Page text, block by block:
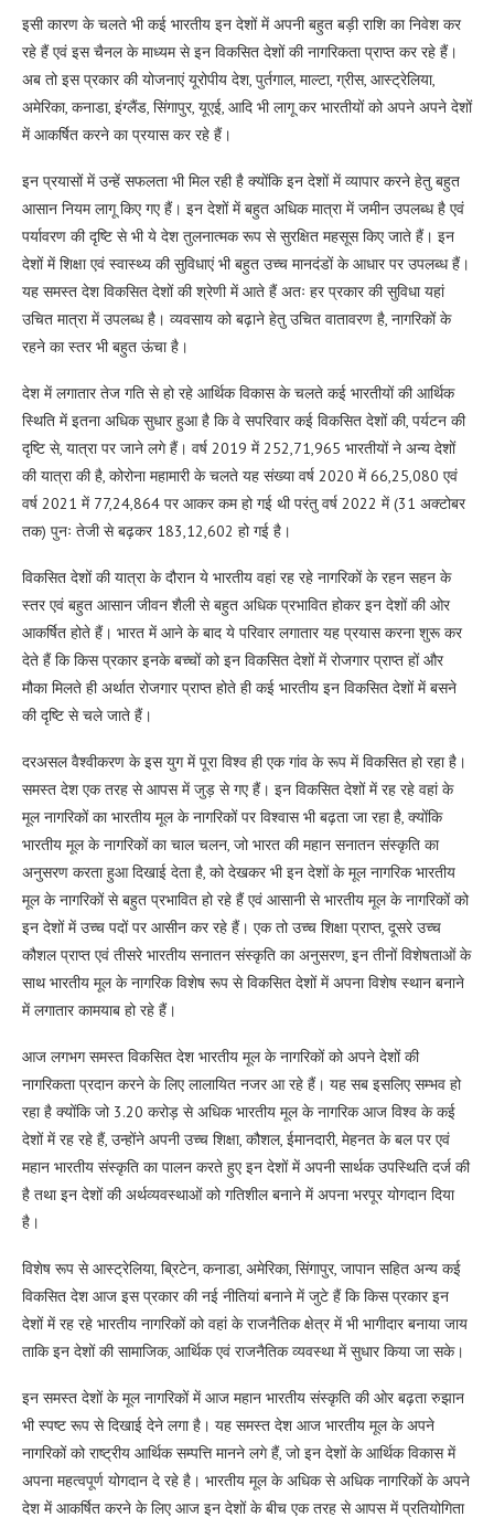
इसी कारण के चलते भी कई भारतीय इन देशों में अपनी बहुत बड़ी राशि का निवेश कर
रहे हैं एवं इस चैनल के माध्यम से इन विकसित देशों की नागरिकता प्राप्त कर रहे हैं।
अब तो इस प्रकार की योजनाएं यूरोपीय देश, पुर्तगाल, माल्टा, ग्रीस, आस्ट्रेलिया,
अमेरिका, कनाडा, इंग्लैंड, सिंगापुर, यूएई, आदि भी लागू कर भारतीयों को अपने अपने देशों
में आकर्षित करने का प्रयास कर रहे हैं।
इन प्रयासों में उन्हें सफलता भी मिल रही है क्योंकि इन देशों में व्यापार करने हेतु बहुत
आसान नियम लागू किए गए हैं। इन देशों में बहुत अधिक मात्रा में जमीन उपलब्ध है एवं
पर्यावरण की दृष्टि से भी ये देश तुलनात्मक रूप से सुरक्षित महसूस किए जाते हैं। इन
देशों में शिक्षा एवं स्वास्थ्य की सुविधाएं भी बहुत उच्च मानदंडों के आधार पर उपलब्ध हैं।
यह समस्त देश विकसित देशों की श्रेणी में आते हैं अतः हर प्रकार की सुविधा यहां
उचित मात्रा में उपलब्ध है। व्यवसाय को बढ़ाने हेतु उचित वातावरण है, नागरिकों के
रहने का स्तर भी बहुत ऊंचा है।
देश में लगातार तेज गति से हो रहे आर्थिक विकास के चलते कई भारतीयों की आर्थिक
स्थिति में इतना अधिक सुधार हुआ है कि वे सपरिवार कई विकसित देशों की, पर्यटन की
दृष्टि से, यात्रा पर जाने लगे हैं। वर्ष 2019 में 252,71,965 भारतीयों ने अन्य देशों
की यात्रा की है, कोरोना महामारी के चलते यह संख्या वर्ष 2020 में 66,25,080 एवं
वर्ष 2021 में 77,24,864 पर आकर कम हो गई थी परंतु वर्ष 2022 में (31 अक्टोबर
तक) पुनः तेजी से बढ़कर 183,12,602 हो गई है।
विकसित देशों की यात्रा के दौरान ये भारतीय वहां रह रहे नागरिकों के रहन सहन के
स्तर एवं बहुत आसान जीवन शैली से बहुत अधिक प्रभावित होकर इन देशों की ओर
आकर्षित होते हैं। भारत में आने के बाद ये परिवार लगातार यह प्रयास करना शुरू कर
देते हैं कि किस प्रकार इनके बच्चों को इन विकसित देशों में रोजगार प्राप्त हों और
मौका मिलते ही अर्थात रोजगार प्राप्त होते ही कई भारतीय इन विकसित देशों में बसने
की दृष्टि से चले जाते हैं।
दरअसल वैश्वीकरण के इस युग में पूरा विश्व ही एक गांव के रूप में विकसित हो रहा है।
समस्त देश एक तरह से आपस में जुड़ से गए हैं। इन विकसित देशों में रह रहे वहां के
मूल नागरिकों का भारतीय मूल के नागरिकों पर विश्वास भी बढ़ता जा रहा है, क्योंकि
भारतीय मूल के नागरिकों का चाल चलन, जो भारत की महान सनातन संस्कृति का
अनुसरण करता हुआ दिखाई देता है, को देखकर भी इन देशों के मूल नागरिक भारतीय
मूल के नागरिकों से बहुत प्रभावित हो रहे हैं एवं आसानी से भारतीय मूल के नागरिकों को
इन देशों में उच्च पदों पर आसीन कर रहे हैं। एक तो उच्च शिक्षा प्राप्त, दूसरे उच्च
कौशल प्राप्त एवं तीसरे भारतीय सनातन संस्कृति का अनुसरण, इन तीनों विशेषताओं के
साथ भारतीय मूल के नागरिक विशेष रूप से विकसित देशों में अपना विशेष स्थान बनाने
में लगातार कामयाब हो रहे हैं।
आज लगभग समस्त विकसित देश भारतीय मूल के नागरिकों को अपने देशों की
नागरिकता प्रदान करने के लिए लालायित नजर आ रहे हैं। यह सब इसलिए सम्भव हो
रहा है क्योंकि जो 3.20 करोड़ से अधिक भारतीय मूल के नागरिक आज विश्व के कई
देशों में रह रहे हैं, उन्होंने अपनी उच्च शिक्षा, कौशल, ईमानदारी, मेहनत के बल पर एवं
महान भारतीय संस्कृति का पालन करते हुए इन देशों में अपनी सार्थक उपस्थिति दर्ज की
है तथा इन देशों की अर्थव्यवस्थाओं को गतिशील बनाने में अपना भरपूर योगदान दिया
है।
विशेष रूप से आस्ट्रेलिया, ब्रिटेन, कनाडा, अमेरिका, सिंगापुर, जापान सहित अन्य कई
विकसित देश आज इस प्रकार की नई नीतियां बनाने में जुटे हैं कि किस प्रकार इन
देशों में रह रहे भारतीय नागरिकों को वहां के राजनैतिक क्षेत्र में भी भागीदार बनाया जाय
ताकि इन देशों की सामाजिक, आर्थिक एवं राजनैतिक व्यवस्था में सुधार किया जा सके।
इन समस्त देशों के मूल नागरिकों में आज महान भारतीय संस्कृति की ओर बढ़ता रुझान
भी स्पष्ट रूप से दिखाई देने लगा है। यह समस्त देश आज भारतीय मूल के अपने
नागरिकों को राष्ट्रीय आर्थिक सम्पत्ति मानने लगे हैं, जो इन देशों के आर्थिक विकास में
अपना महत्वपूर्ण योगदान दे रहे है। भारतीय मूल के अधिक से अधिक नागरिकों के अपने
देश में आकर्षित करने के लिए आज इन देशों के बीच एक तरह से आपस में प्रतियोगिता